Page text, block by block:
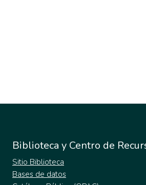
Biblioteca y Centro de
Sitio Biblioteca
Bases de datos